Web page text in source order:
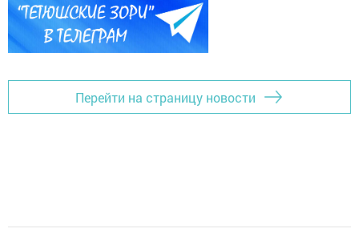
Перейти на страницу новости